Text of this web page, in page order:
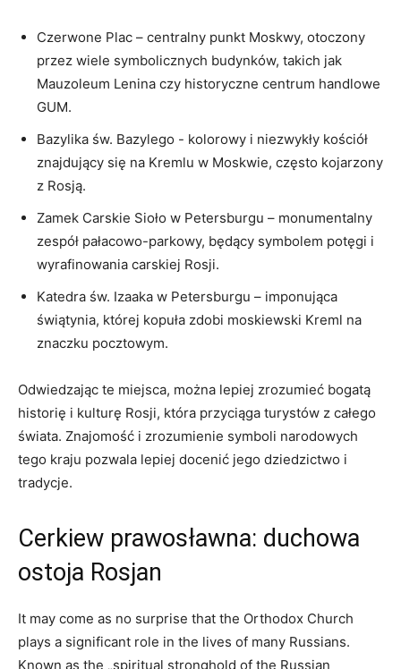
Czerwone ‍Plac – centralny punkt Moskwy, otoczony
przez wiele ⁣symbolicznych budynków, takich‌ jak
Mauzoleum Lenina czy⁢ historyczne centrum handlowe
GUM.
Bazylika św.⁤ Bazylego -​ kolorowy i niezwykły kościół
znajdujący się na Kremlu w Moskwie, często kojarzony
z ⁢Rosją.
Zamek Carskie Sioło w Petersburgu – monumentalny⁣
zespół pałacowo-parkowy, ⁢będący​ symbolem potęgi i ​
wyrafinowania ‍carskiej Rosji.
Katedra⁣ św. Izaaka w Petersburgu – imponująca
świątynia, której kopuła​ zdobi moskiewski Kreml na
⁢znaczku pocztowym.
Odwiedzając te miejsca, można lepiej zrozumieć ​bogatą
historię i⁣ kulturę Rosji, która ‌przyciąga turystów z całego
świata. Znajomość i ⁤zrozumienie⁤ symboli⁣ narodowych
tego kraju pozwala lepiej docenić jego ⁤dziedzictwo ⁢i
tradycje.
Cerkiew prawosławna: duchowa ​
ostoja Rosjan
It may‍ come as no‌ surprise that the ⁣Orthodox⁢ Church
plays a significant role in the lives of many‍ Russians.
Known as ⁢the „spiritual stronghold of the ​Russian